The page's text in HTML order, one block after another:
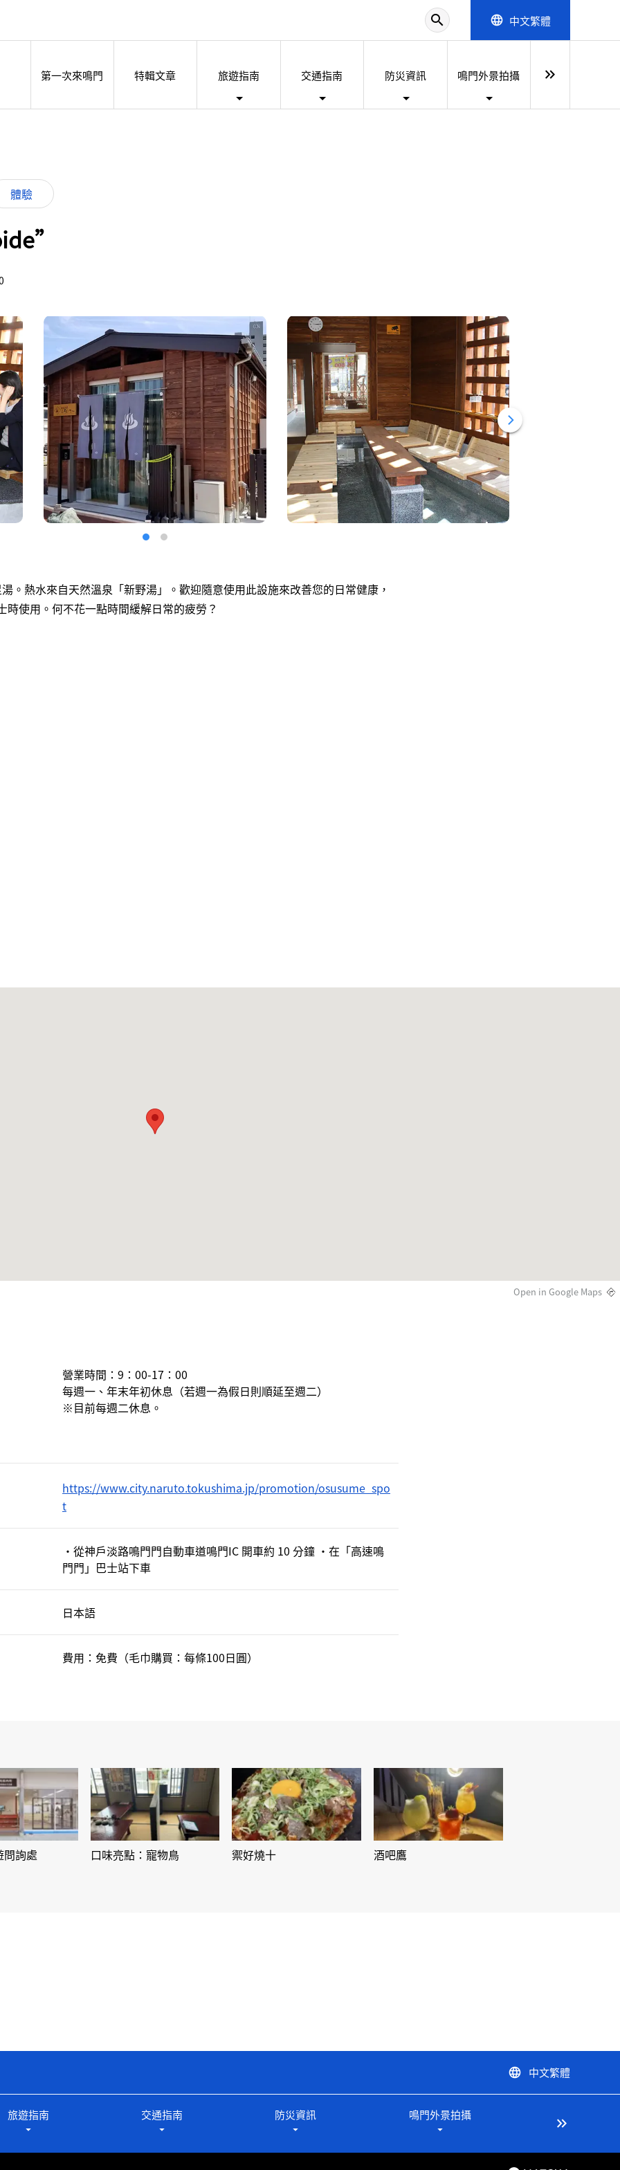
search language 中文繁體
第一次來鳴門 特輯文章 旅遊指南 交通指南 防災資訊 鳴門外景拍攝 keyboard_double_arrow_right
體驗
。熱水來自天然溫泉「新野湯」。歡迎隨意使用此設施來改善您的日常健康，
時使用。何不花一點時間緩解日常的疲勞？
Open in Google Maps
營業時間：9：00-17：00
每週一、年末年初休息（若週一為假日則順延至週二）
※目前每週二休息。
https://www.city.naruto.tokushima.jp/promotion/osusume_spo
t
・從神戶淡路鳴門門自動車道鳴門IC 開車約 10 分鐘 ・在「高速鳴
門門」巴士站下車
日本語
費用：免費（毛巾購買：每條100日圓）
問詢處 口味亮點：寵物鳥 禦好燒十 酒吧鷹
language 中文繁體
旅遊指南
arrow_drop_down
交通指南
arrow_drop_down
防災資訊
arrow_drop_down
鳴門外景拍攝
arrow_drop_down keyboard_double_arrow_right